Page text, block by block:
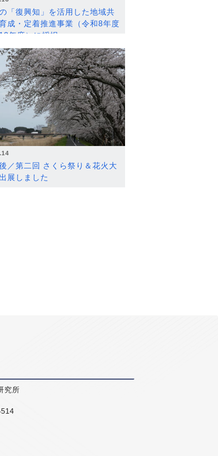
「復興知」を活用した地域共
成・定着推進事業（令和8年度
年度）に採択
／第二回 さくら祭り＆花火大
展しました
究所